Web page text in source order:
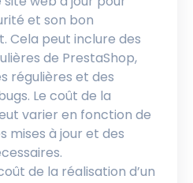
et son bon
Cela peut inclure des
de PrestaShop,
régulières et des
Le coût de la
varier en fonction de
mises à jour et des
de la réalisation d’un